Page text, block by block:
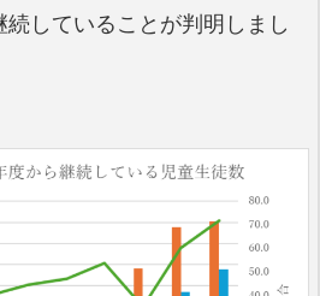
していることが判明しまし